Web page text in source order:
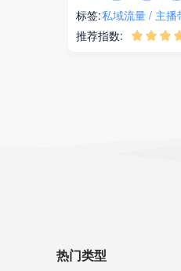
标签:私域流量 主
推荐指数:
  
热门类型